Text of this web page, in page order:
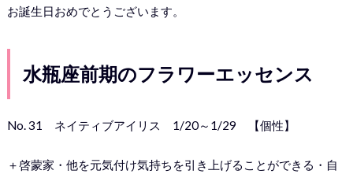
お誕生日おめでとうございます。
水瓶座前期のフラワーエッセンス
No. 31 ネイティブアイリス 1/20～1/29 【個性】
＋啓蒙家・他を元気付け気持ちを引き上げることができる・自